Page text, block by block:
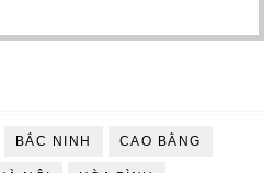
BẮC NINH CAO BẰNG